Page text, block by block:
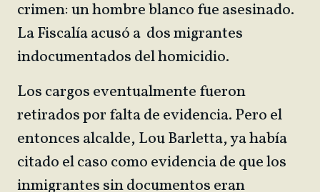
crimen: un hombre blanco fue asesinado.
La Fiscalía acusó a dos migrantes
indocumentados del homicidio.
Los cargos eventualmente fueron
retirados por falta de evidencia. Pero el
entonces alcalde, Lou Barletta, ya había
citado el caso como evidencia de que los
inmigrantes sin documentos eran